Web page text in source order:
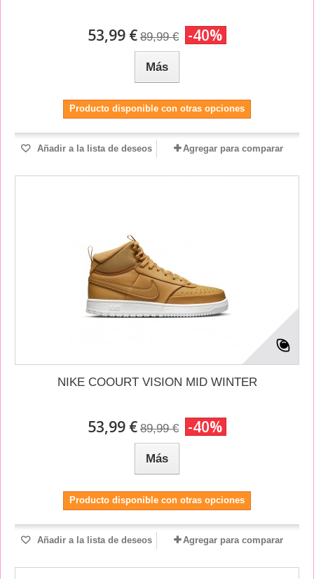
53,99 € 89,99 € -40%
Más
Producto disponible con otras opciones
Añadir a la lista de deseos Agregar para comparar
NIKE COOURT VISION MID WINTER
53,99 € 89,99 € -40%
Más
Producto disponible con otras opciones
Añadir a la lista de deseos Agregar para comparar